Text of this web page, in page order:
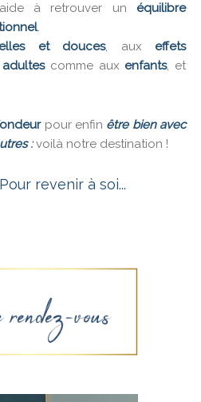
à retrouver un équilibre
.
et douces, aux
effets
adultescomme aux enfants, et
pour enfin être bien avec
:voilà notre destination !
revenir à soi...